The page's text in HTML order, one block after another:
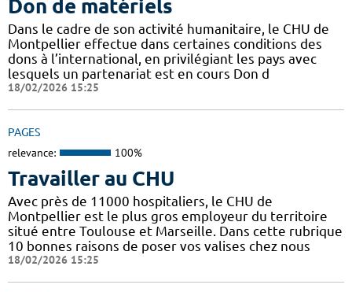
Don de matériels
Dans le cadre de son activité humanitaire, le CHU de
Montpellier effectue dans certaines conditions des
dons à l’international, en privilégiant les pays avec
lesquels un partenariat est en cours Don d
18/02/2026 15:25
PAGES
relevance: 100%
Travailler au CHU
Avec près de 11000 hospitaliers, le CHU de
Montpellier est le plus gros employeur du territoire
situé entre Toulouse et Marseille. Dans cette rubrique
10 bonnes raisons de poser vos valises chez nous
18/02/2026 15:25